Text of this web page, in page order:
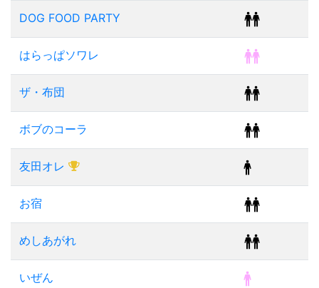
DOG FOOD PARTY
はらっぱソワレ
ザ・布団
ボブのコーラ
友田オレ
お宿
めしあがれ
いぜん